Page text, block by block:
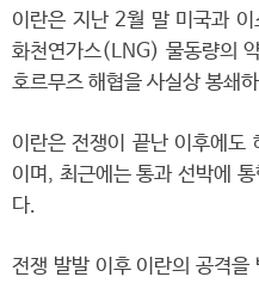
이란은 지난 2월 말 미국과
화천연가스(LNG) 물동량의
호르무즈 해협을 사실상 봉쇄
이란은 전쟁이 끝난 이후에도
이며, 최근에는 통과 선박에
다.
전쟁 발발 이후 이란의 공격을